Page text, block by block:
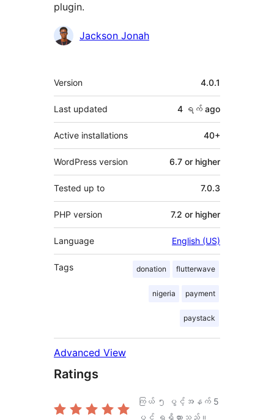
plugin.
Contributors
Jackson Jonah
Meta
Version 4.0.1
Last updated 4 ရက် ago
Active installations 40+
WordPress version 6.7 or higher
Tested up to 7.0.3
PHP version 7.2 or higher
Language English (US)
Tags donation flutterwave
nigeria payment
paystack
Advanced View
Ratings
ကြယ် ၅ ပွင့်အနက် 5
ပွင့် ရရှိထားသည်။